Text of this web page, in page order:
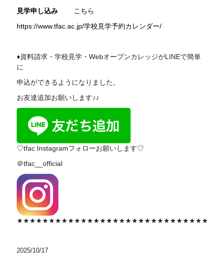
見学申し込み
こちら
https://www.tfac.ac.jp/学校見学予約カレンダー/
♦資料請求・学校見学・WebオープンカレッジがLINEで簡単
に
申込ができるようになりました。
お友達追加お願いします♪♪
♡tfac Instagramフォローお願いします♡
＠tfac__official
★★★★★★★★★★★★★★★★★★★★★★★★★★★★★★
2025/10/17